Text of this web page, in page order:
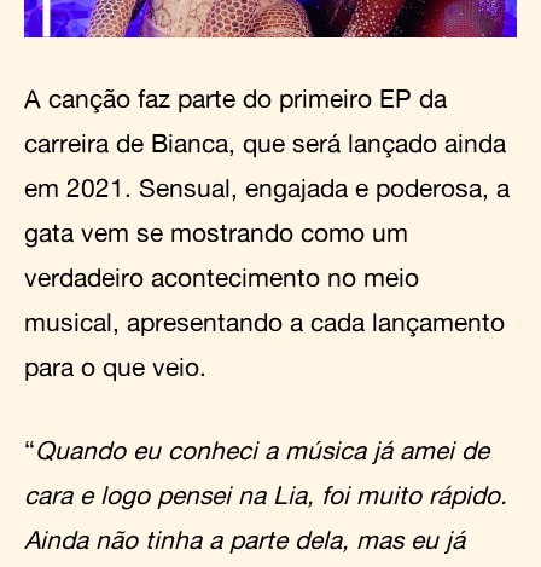
A canção faz parte do primeiro EP da
carreira de Bianca, que será lançado ainda
em 2021. Sensual, engajada e poderosa, a
gata vem se mostrando como um
verdadeiro acontecimento no meio
musical, apresentando a cada lançamento
para o que veio.
“Quando eu conheci a música já amei de
cara e logo pensei na Lia, foi muito rápido.
Ainda não tinha a parte dela, mas eu já